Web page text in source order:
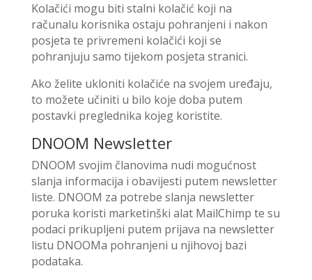
Kolačići mogu biti stalni kolačić koji na
računalu korisnika ostaju pohranjeni i nakon
posjeta te privremeni kolačići koji se
pohranjuju samo tijekom posjeta stranici.
Ako želite ukloniti kolačiće na svojem uređaju,
to možete učiniti u bilo koje doba putem
postavki preglednika kojeg koristite.
DNOOM Newsletter
DNOOM svojim članovima nudi mogućnost
slanja informacija i obavijesti putem newsletter
liste. DNOOM za potrebe slanja newsletter
poruka koristi marketinški alat MailChimp te su
podaci prikupljeni putem prijava na newsletter
listu DNOOMa pohranjeni u njihovoj bazi
podataka.